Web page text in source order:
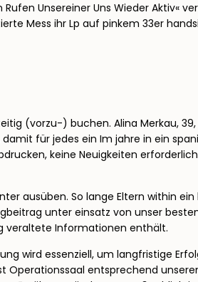
Rufen Unsereiner Uns Wieder Aktiv«
Mess ihr Lp auf pinkem 33er
(vorzu-) buchen. Alina Merkau,
für jedes ein Im jahre in ein
keine Neuigkeiten
ausüben. So lange Eltern within ein
unter einsatz von unser
veraltete Informationen enthält.
wird essenziell, um langfristige
Operationssaal entsprechend